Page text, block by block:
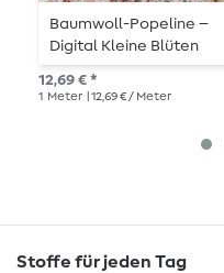
Baumwoll-Popeline –
Digital Kleine Blüten
Ecru
12,69 € *
1 Meter | 12,69 € / Meter
Stoffe für jeden Tag